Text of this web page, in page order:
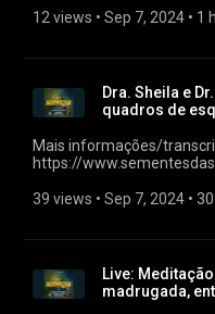
interativa e tivemos a
https://tecnologiasdasestrelas.com.br/​
quem puder e sentir o
manutenção dos trabalhos: BANCO INTER (077)
das Estrelas LTDA Agência: 0001 (se solicitar dígito, é o 9)
Conta Corrente: 7938543-5 CNPJ: 30.215.049/0001-22
Pix: bieljaguar@gmail.com BANCO ITAÚ (341) Sementes das
Estrelas LTDA Agência: 3707 Conta Corrente: 28663-3 CNPJ /
Chave Pix: 30.215.049/0001-22 Não esqueçam de
forma! Beijos! Neva
12 views • Sep 7, 2024 • 1
Dra. Sheila e
quadros de
Mais informações/
https://
https://bit.ly/3crws9G É até onde Jesus me permite ver e
39 views • Sep 7, 2024 •
Live:
madrugada,